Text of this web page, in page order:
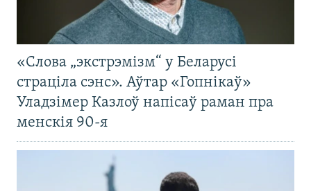
«Слова „экстрэмізм“ у Беларусі
страціла сэнс». Аўтар «Гопнікаў»
Уладзімер Казлоў напісаў раман пра
менскія 90-я